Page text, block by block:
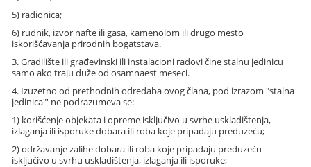
5) radionica;
6) rudnik, izvor nafte ili gasa, kamenolom ili drugo mesto
iskorišćavanja prirodnih bogatstava.
3. Gradilište ili građevinski ili instalacioni radovi čine stalnu jedinicu
samo ako traju duže od osamnaest meseci.
4. Izuzetno od prethodnih odredaba ovog člana, pod izrazom "stalna
jedinica"' ne podrazumeva se:
1) korišćenje objekata i opreme isključivo u svrhe uskladištenja,
izlaganja ili isporuke dobara ili roba koje pripadaju preduzeću;
2) održavanje zalihe dobara ili roba koje pripadaju preduzeću
isključivo u svrhu uskladištenja, izlaganja ili isporuke;